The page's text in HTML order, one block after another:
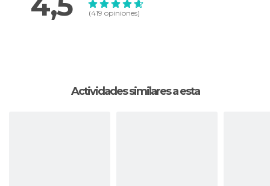
(419 opiniones)
Actividades similares a esta